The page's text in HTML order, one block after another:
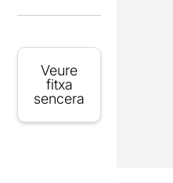
Veure
fitxa
sencera